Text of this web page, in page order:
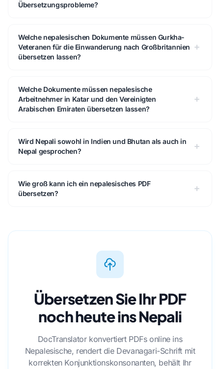
Übersetzungsprobleme?
Welche nepalesischen Dokumente müssen Gurkha-
Veteranen für die Einwanderung nach Großbritannien
übersetzen lassen?
Welche Dokumente müssen nepalesische
Arbeitnehmer in Katar und den Vereinigten
Arabischen Emiraten übersetzen lassen?
Wird Nepali sowohl in Indien und Bhutan als auch in
Nepal gesprochen?
Wie groß kann ich ein nepalesisches PDF
übersetzen?
Übersetzen Sie Ihr PDF
noch heute ins Nepali
DocTranslator konvertiert PDFs online ins
Nepalesische, rendert die Devanagari-Schrift mit
korrekten Konjunktionskonsonanten, behält Ihr